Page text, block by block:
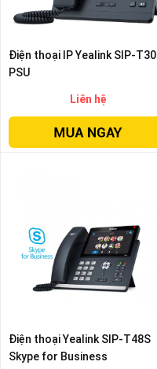
Điện thoại IP Yealink SIP-T30
PSU
Liên hệ
Điện thoại Yealink SIP-T48S
Skype for Business